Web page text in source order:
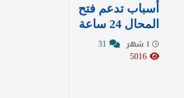
أسباب تدعم فتح
المحال 24 ساعة